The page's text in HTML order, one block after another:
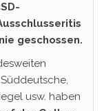
geschossen.
usw. haben